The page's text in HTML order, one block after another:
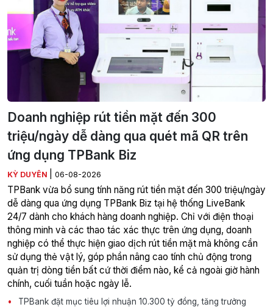
Doanh nghiệp rút tiền mặt đến 300
triệu/ngày dễ dàng qua quét mã QR trên
ứng dụng TPBank Biz
KỲ DUYÊN 06-08-2026
TPBank vừa bổ sung tính năng rút tiền mặt đến 300 triệu/ngày
dễ dàng qua ứng dụng TPBank Biz tại hệ thống LiveBank
24/7 dành cho khách hàng doanh nghiệp. Chỉ với điện thoại
thông minh và các thao tác xác thực trên ứng dụng, doanh
nghiệp có thể thực hiện giao dịch rút tiền mặt mà không cần
sử dụng thẻ vật lý, góp phần nâng cao tính chủ động trong
quản trị dòng tiền bất cứ thời điểm nào, kể cả ngoài giờ hành
chính, cuối tuần hoặc ngày lễ.
TPBank đặt mục tiêu lợi nhuận 10.300 tỷ đồng, tăng trưởng